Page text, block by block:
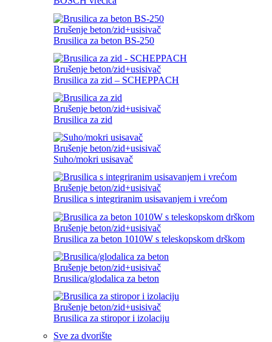
Brušenje beton/zid+usisivač
Brusilica za beton BS-250
Brušenje beton/zid+usisivač
Brusilica za zid – SCHEPPACH
Brušenje beton/zid+usisivač
Brusilica za zid
Brušenje beton/zid+usisivač
Suho/mokri usisavač
Brušenje beton/zid+usisivač
Brusilica s integriranim usisavanjem i vrećom
Brušenje beton/zid+usisivač
Brusilica za beton 1010W s teleskopskom drškom
Brušenje beton/zid+usisivač
Brusilica/glodalica za beton
Brušenje beton/zid+usisivač
Brusilica za stiropor i izolaciju
Sve za dvorište